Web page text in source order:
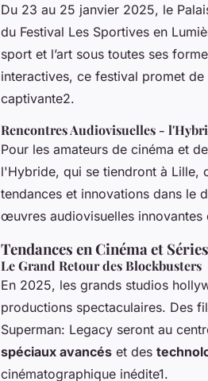
Du 23 au 25 janvier 2025, le
du Festival Les Sportives en
sport et l’art sous toutes ses
interactives, ce festival promet
captivante2.
Rencontres Audiovisuelles -
Pour les amateurs de cinéma et
l'Hybride, qui se tiendront à Lille,
tendances et innovations dans le
œuvres audiovisuelles innovantes
Tendances en Cinéma et Séries
Le Grand Retour des Blockbusters
En 2025, les grands studios
productions spectaculaires. Des
Superman: Legacy seront au
spéciaux avancés et des
cinématographique inédite1.